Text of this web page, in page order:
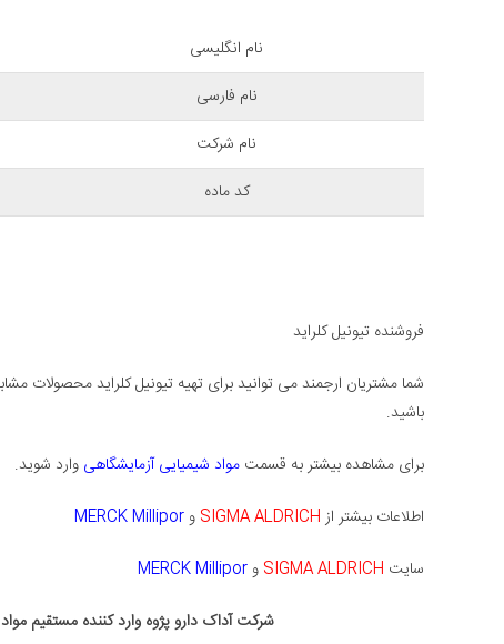
نام انگلیسی
نام فارسی
نام شرکت
کد ماده
فروشنده تیونیل کلراید
شما مشتریان ارجمند می توانید برای تهیه تیونیل کلراید محصولات
باشید.
برای مشاهده بیشتر به قسمت مواد شیمیایی آزمایشگاهی وارد شوید.
اطلاعات بیشتر از SIGMA ALDRICH وMERCK Millipor
سایت SIGMA ALDRICH وMERCK Millipor
شرکت آداک دارو پژوه وارد کننده مستقیم